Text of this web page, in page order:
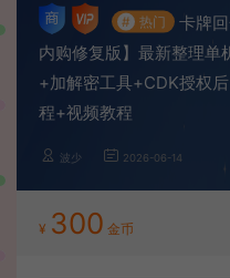
# 热门
卡牌
内购修复版】最新整理
+加解密工具+CDK授权
程+视频教程
波少 2026-06-14
¥ 300 金币